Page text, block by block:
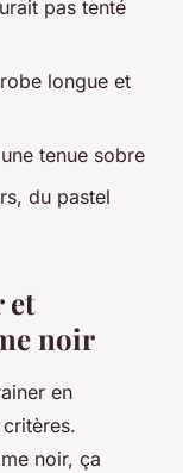
pas tenté
longue et
tenue sobre
du pastel
et
noir
en
noir, ça